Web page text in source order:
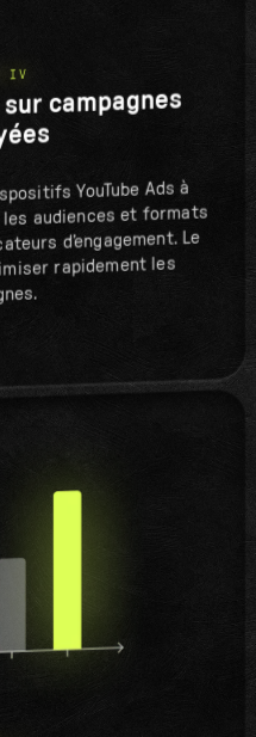
IV
campagnes
YouTube Ads à
audiences et formats
d’engagement. Le
rapidement les